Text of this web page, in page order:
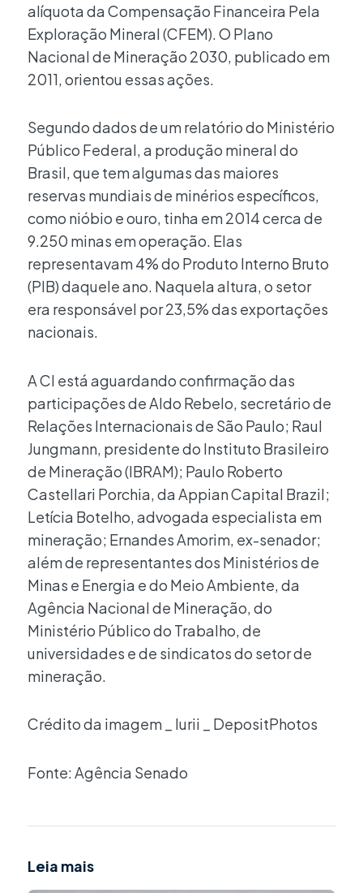
alíquota da Compensação Financeira Pela
Exploração Mineral (CFEM). O Plano
Nacional de Mineração 2030, publicado em
2011, orientou essas ações.
Segundo dados de um relatório do Ministério
Público Federal, a produção mineral do
Brasil, que tem algumas das maiores
reservas mundiais de minérios específicos,
como nióbio e ouro, tinha em 2014 cerca de
9.250 minas em operação. Elas
representavam 4% do Produto Interno Bruto
(PIB) daquele ano. Naquela altura, o setor
era responsável por 23,5% das exportações
nacionais.
A CI está aguardando confirmação das
participações de Aldo Rebelo, secretário de
Relações Internacionais de São Paulo; Raul
Jungmann, presidente do Instituto Brasileiro
de Mineração (IBRAM); Paulo Roberto
Castellari Porchia, da Appian Capital Brazil;
Letícia Botelho, advogada especialista em
mineração; Ernandes Amorim, ex-senador;
além de representantes dos Ministérios de
Minas e Energia e do Meio Ambiente, da
Agência Nacional de Mineração, do
Ministério Público do Trabalho, de
universidades e de sindicatos do setor de
mineração.
Crédito da imagem _ Iurii _ DepositPhotos
Fonte: Agência Senado
Leia mais